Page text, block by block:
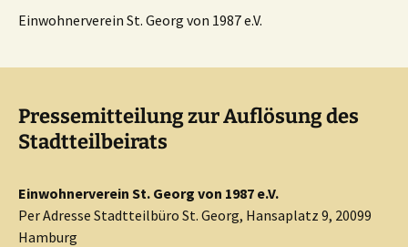
Einwohnerverein St. Georg von 1987 e.V.
Pressemitteilung zur Auflösung des
Stadtteilbeirats
Einwohnerverein St. Georg von 1987 e.V.
Per Adresse Stadtteilbüro St. Georg, Hansaplatz 9, 20099
Hamburg